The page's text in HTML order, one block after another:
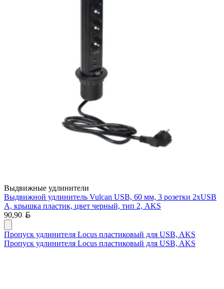
Выдвижные удлинители
Выдвижной удлинитель Vulcan USB, 60 мм, 3 розетки 2xUSB
A, крышка пластик, цвет черный, тип 2, AKS
90,90
Пропуск удлинителя Locus пластиковый для USB, AKS
Пропуск удлинителя Locus пластиковый для USB, AKS